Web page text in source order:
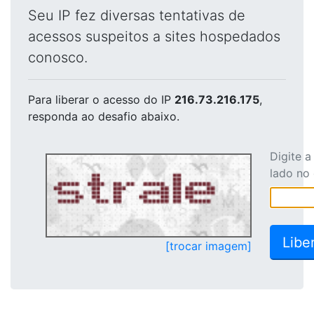
Seu IP fez diversas tentativas de
acessos suspeitos a sites hospedados
conosco.
Para liberar o acesso do IP 216.73.216.175,
responda ao desafio abaixo.
[trocar imagem]
Digite
lado no